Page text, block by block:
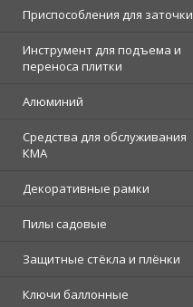
Приспособления для заточки
Инструмент для подъема и
переноса плитки
Алюминий
Средства для обслуживания
КМА
Декоративные рамки
Пилы садовые
Защитные стёкла и плёнки
Ключи баллонные